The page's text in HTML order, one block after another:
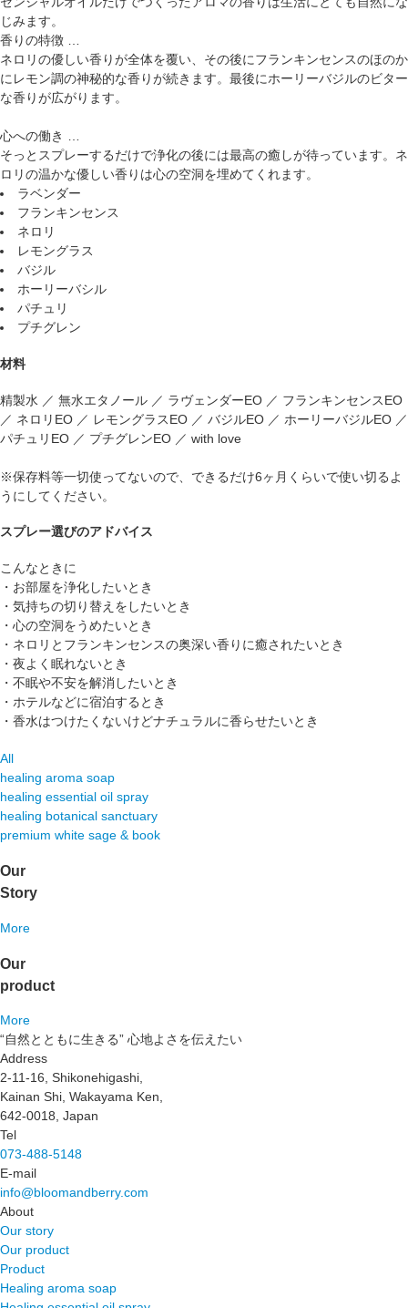
じみます。
香りの特徴 …
ネロリの優しい香りが全体を覆い、その後にフランキンセンスのほのか
にレモン調の神秘的な香りが続きます。最後にホーリーバジルのビター
な香りが広がります。
心への働き …
そっとスプレーするだけで浄化の後には最高の癒しが待っています。ネ
ロリの温かな優しい香りは心の空洞を埋めてくれます。
ラベンダー
フランキンセンス
ネロリ
レモングラス
バジル
ホーリーバシル
パチュリ
プチグレン
材料
精製水 ／ 無水エタノール ／ ラヴェンダーEO ／ フランキンセンスEO
／ ネロリEO ／ レモングラスEO ／ バジルEO ／ ホーリーバジルEO ／
パチュリEO ／ プチグレンEO ／ with love
※保存料等一切使ってないので、できるだけ6ヶ月くらいで使い切るよ
うにしてください。
スプレー選びのアドバイス
こんなときに
・お部屋を浄化したいとき
・気持ちの切り替えをしたいとき
・心の空洞をうめたいとき
・ネロリとフランキンセンスの奥深い香りに癒されたいとき
・夜よく眠れないとき
・不眠や不安を解消したいとき
・ホテルなどに宿泊するとき
・香水はつけたくないけどナチュラルに香らせたいとき
All
healing aroma soap
healing essential oil spray
healing botanical sanctuary
premium white sage & book
Our
Story
More
Our
product
More
“自然とともに生きる” 心地よさを伝えたい
Address
2-11-16, Shikonehigashi,
Kainan Shi, Wakayama Ken,
642-0018, Japan
Tel
073-488-5148
E-mail
info@bloomandberry.com
About
Our story
Our product
Product
Healing aroma soap